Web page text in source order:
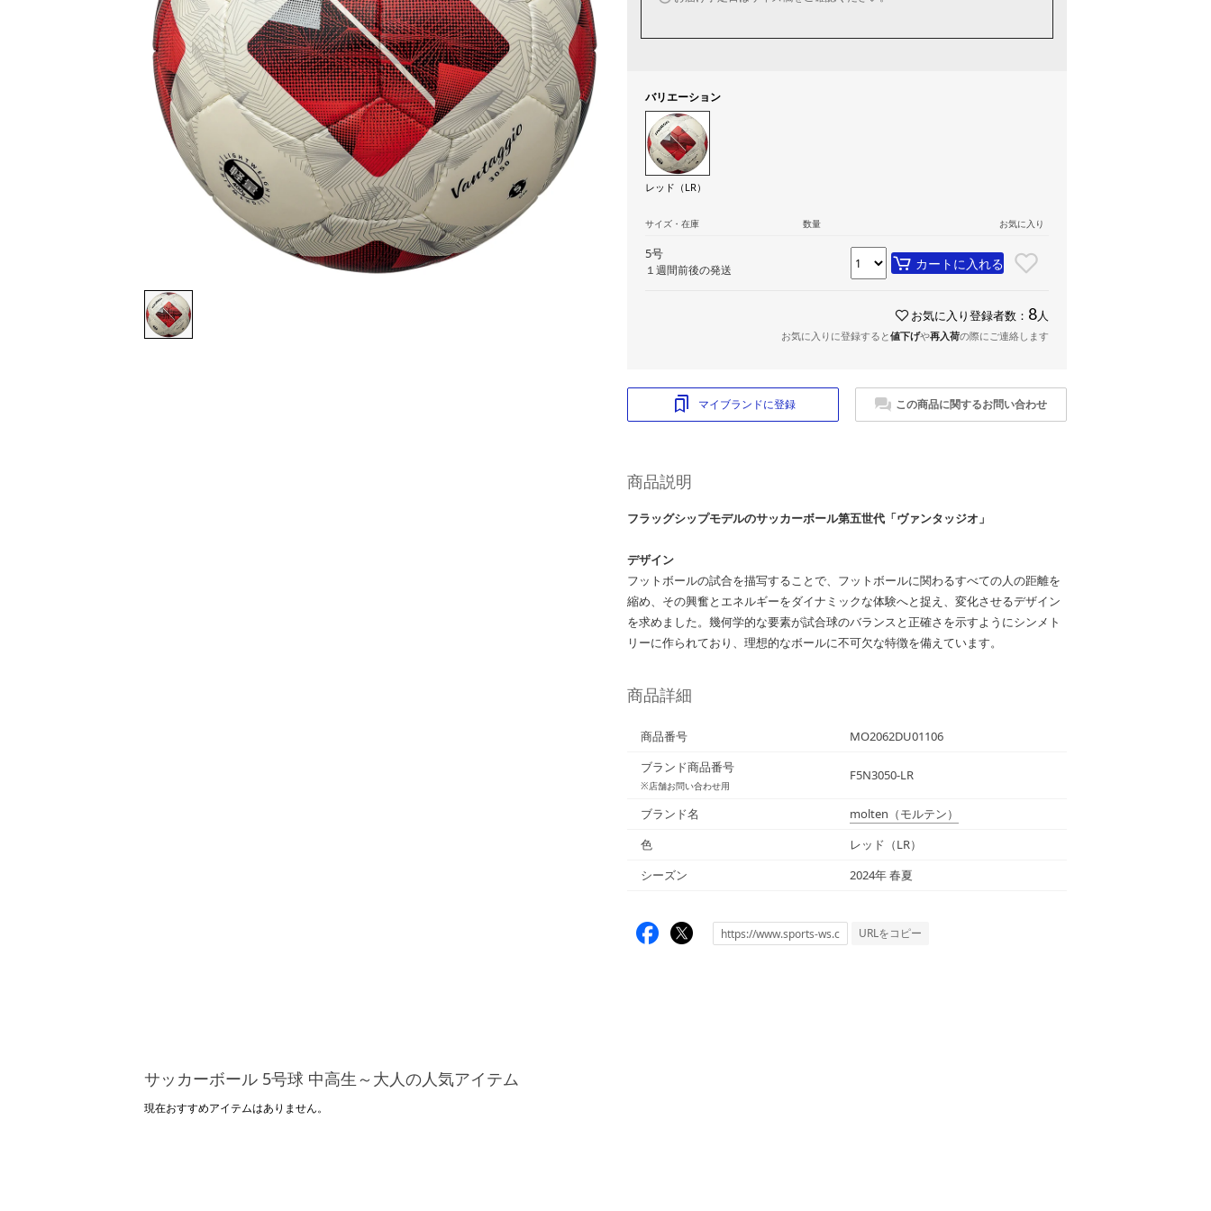
バリエーション
レッド（LR）
サイズ・在庫 数量 お気に入り
5号
１週間前後の発送 カートに入れる
お気に入り登録者数： 8 人
お気に入りに登録すると値下げや再入荷の際にご連絡します
マイブランドに登録 この商品に関するお問い合わせ
商品説明
フラッグシップモデルのサッカーボール第五世代「ヴァンタッジオ」
デザイン
フットボールの試合を描写することで、フットボールに関わるすべての人の距離を
縮め、その興奮とエネルギーをダイナミックな体験へと捉え、変化させるデザイン
を求めました。幾何学的な要素が試合球のバランスと正確さを示すようにシンメト
リーに作られており、理想的なボールに不可欠な特徴を備えています。
商品詳細
商品番号
MO2062DU01106
ブランド商品番号
※店舗お問い合わせ用
F5N3050-LR
ブランド名 molten （モルテン）
色
レッド（LR）
シーズン
2024年 春夏
URLをコピー
サッカーボール 5号球 中高生～大人の人気アイテム
現在おすすめアイテムはありません。